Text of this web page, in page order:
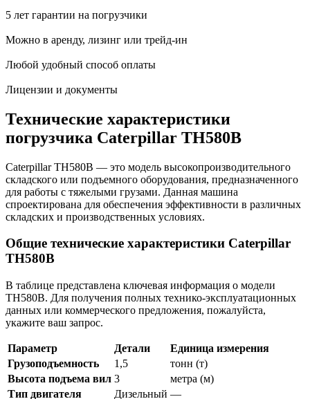
5 лет гарантии на погрузчики
Можно в аренду, лизинг или трейд-ин
Любой удобный способ оплаты
Лицензии и документы
Технические характеристики
погрузчика Caterpillar TH580B
Caterpillar TH580B — это модель высокопроизводительного
складского или подъемного оборудования, предназначенного
для работы с тяжелыми грузами. Данная машина
спроектирована для обеспечения эффективности в различных
складских и производственных условиях.
Общие технические характеристики Caterpillar
TH580B
В таблице представлена ключевая информация о модели
TH580B. Для получения полных технико-эксплуатационных
данных или коммерческого предложения, пожалуйста,
укажите ваш запрос.
Параметр Детали
Единица измерения
Грузоподъемность
1,5
тонн (т)
Высота подъема вил 3
метра (м)
Тип двигателя
Дизельный —